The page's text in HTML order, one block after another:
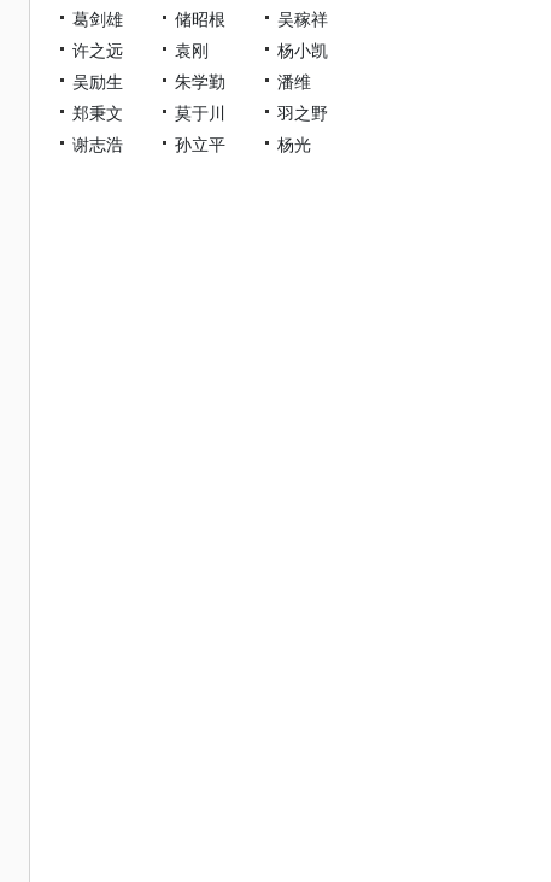
葛剑雄
储昭根
吴稼祥
许之远
袁刚
杨小凯
吴励生
朱学勤
潘维
郑秉文
莫于川
羽之野
谢志浩
孙立平 杨光